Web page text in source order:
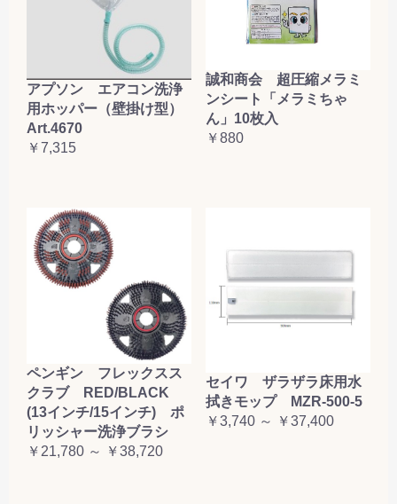
アプソン エアコン洗浄
用ホッパー（壁掛け型）
Art.4670
￥7,315
誠和商会 超圧縮メラミ
ンシート「メラミちゃ
ん」10枚入
￥880
ペンギン フレックスス
クラブ RED/BLACK
(13インチ/15インチ) ポ
リッシャー洗浄ブラシ
￥21,780 ～ ￥38,720
セイワ ザラザラ床用水
拭きモップ MZR-500-5
￥3,740 ～ ￥37,400